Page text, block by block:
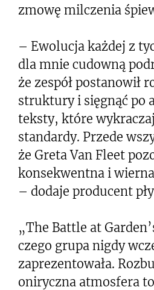
zmowę milczenia
– Ewolucja każdej z
dla mnie cudowną
że zespół postanowił
struktury i sięgnąć po
teksty, które
standardy. Przede
że Greta Van Fleet
konsekwentna i
– dodaje producent
„The Battle at
czego grupa nigdy
zaprezentowała.
oniryczna atmosfera